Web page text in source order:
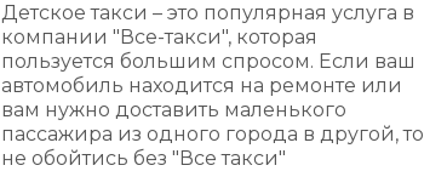
Детское такси – это популярная услуга в
компании "Все-такси", которая
пользуется большим спросом. Если ваш
автомобиль находится на ремонте или
вам нужно доставить маленького
пассажира из одного города в другой, то
не обойтись без "Все такси"